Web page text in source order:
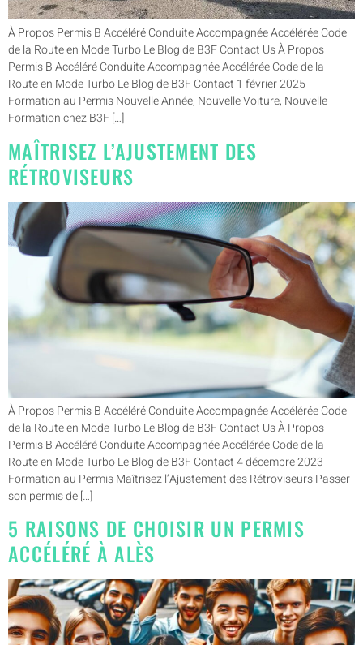
À Propos Permis B Accéléré Conduite Accompagnée Accélérée Code
de la Route en Mode Turbo Le Blog de B3F Contact Us À Propos
Permis B Accéléré Conduite Accompagnée Accélérée Code de la
Route en Mode Turbo Le Blog de B3F Contact 1 février 2025
Formation au Permis Nouvelle Année, Nouvelle Voiture, Nouvelle
Formation chez B3F […]
MAÎTRISEZ L’AJUSTEMENT DES
RÉTROVISEURS
À Propos Permis B Accéléré Conduite Accompagnée Accélérée Code
de la Route en Mode Turbo Le Blog de B3F Contact Us À Propos
Permis B Accéléré Conduite Accompagnée Accélérée Code de la
Route en Mode Turbo Le Blog de B3F Contact 4 décembre 2023
Formation au Permis Maîtrisez l’Ajustement des Rétroviseurs Passer
son permis de […]
5 RAISONS DE CHOISIR UN PERMIS
ACCÉLÉRÉ À ALÈS